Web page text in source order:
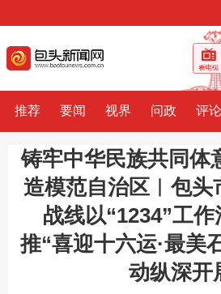
推荐 要闻 视界 问政 评论
铸牢中华民族共同体
造模范自治区︱包头
战线以“1234”工
推“喜迎十六运·最美
动纵深开